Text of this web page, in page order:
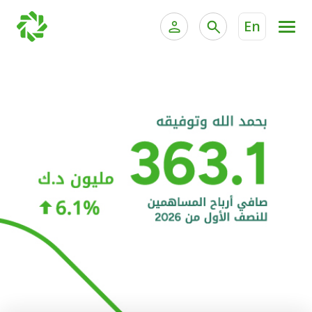
En
الخدمات المصرفية الإلكترونية للشركات
خدمة "بيتك" للتداول الإلكتروني
الحسابات المصرفية
البطاقات
"برامج العملاء"